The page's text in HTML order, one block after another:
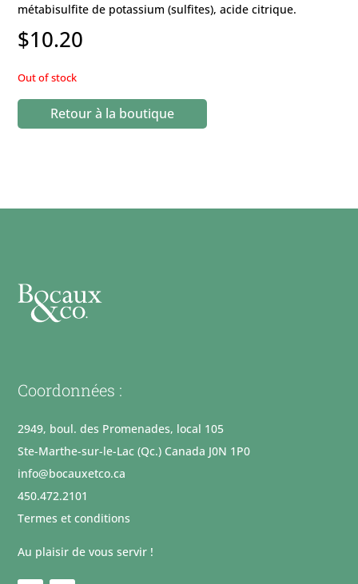
métabisulfite de potassium (sulfites), acide citrique.
$10.20
Out of stock
Retour à la boutique
Coordonnées :
2949, boul. des Promenades, local 105
Ste-Marthe-sur-le-Lac (Qc.) Canada J0N 1P0
info@bocauxetco.ca
450.472.2101
Termes et conditions
Au plaisir de vous servir !